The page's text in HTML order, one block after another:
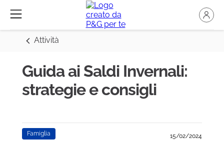
Attività
Guida ai Saldi Invernali:
strategie e consigli
Famiglia 15/02/2024